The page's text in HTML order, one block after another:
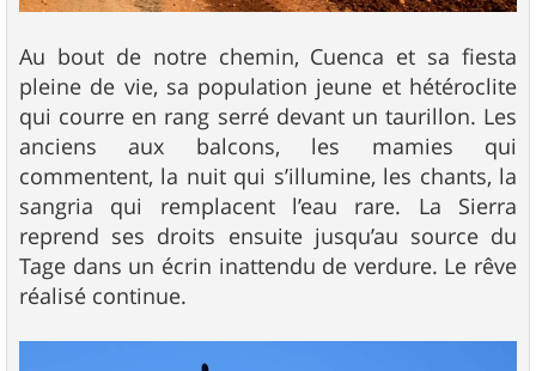
Au bout de notre chemin, Cuenca et sa fiesta
pleine de vie, sa population jeune et hétéroclite
qui courre en rang serré devant un taurillon. Les
anciens aux balcons, les mamies qui
commentent, la nuit qui s’illumine, les chants, la
sangria qui remplacent l’eau rare. La Sierra
reprend ses droits ensuite jusqu’au source du
Tage dans un écrin inattendu de verdure. Le rêve
réalisé continue.